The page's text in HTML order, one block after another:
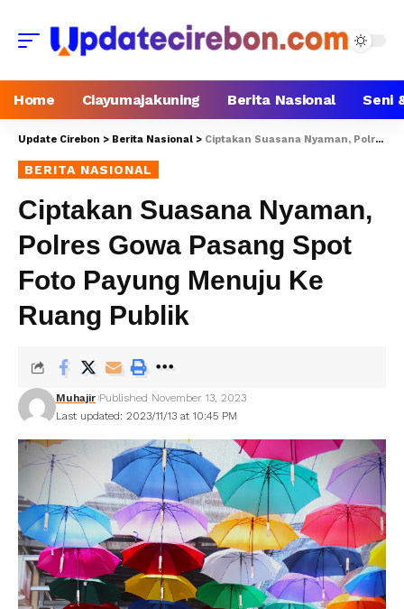
Home Ciayumajakuning Berita Nasional Seni
Update Cirebon > Berita Nasional > Ciptakan Suasana Nyaman, Polres Gowa Pasang Spot Foto Payung Menuju Ke Ruang Publik
BERITA NASIONAL
Ciptakan Suasana Nyaman,
Polres Gowa Pasang Spot
Foto Payung Menuju Ke
Ruang Publik
Last updated: 2023/11/13 at 10:45 PM
Muhajir Published November 13, 2023